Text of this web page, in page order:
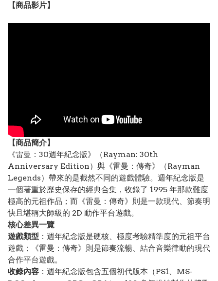
【商品影片】
【商品簡介】
《雷曼：30週年紀念版》（Rayman: 30th
Anniversary Edition）與《雷曼：傳奇》（Rayman
Legends）帶來的是截然不同的遊戲體驗。週年紀念版是
一個著重於歷史保存的經典合集，收錄了 1995 年那款難度
極高的元祖作品；而《雷曼：傳奇》則是一款現代、節奏明
快且堪稱大師級的 2D 動作平台遊戲。
核心差異一覽
遊戲類型 ：週年紀念版是硬核、極度考驗精準度的元祖平台
遊戲；《雷曼：傳奇》則是節奏流暢、結合音樂律動的現代
合作平台遊戲。
收錄內容 ：週年紀念版包含五個初代版本（PS1、MS-